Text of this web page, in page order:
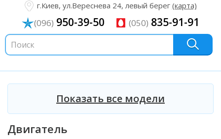
г.Киев, ул.Вереснева 24, левый берег (карта)
(096) 950-39-50 (050) 835-91-91
Показать все модели
Двигатель